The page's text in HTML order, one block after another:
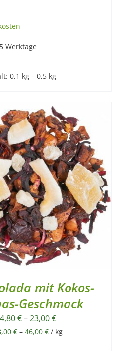
Werktage
0,1 kg – 0,5 kg
mit Kokos-
Geschmack
4,80€–23,00€
€– 46,00 €/ kg